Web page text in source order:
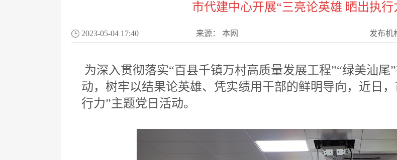
市代建中心开展“三亮论英雄 晒出执
2023-05-04 17:40 来源： 本网 发布机
为深入贯彻落实“百县千镇万村高质量发展工程”“绿美汕
动，树牢以结果论英雄、凭实绩用干部的鲜明导向，近日
行力”主题党日活动。